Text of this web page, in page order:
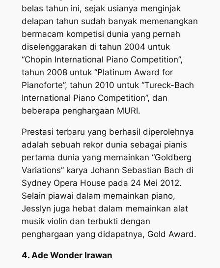
belas tahun ini, sejak usianya menginjak
delapan tahun sudah banyak memenangkan
bermacam kompetisi dunia yang pernah
diselenggarakan di tahun 2004 untuk
“Chopin International Piano Competition”,
tahun 2008 untuk “Platinum Award for
Pianoforte”, tahun 2010 untuk “Tureck-Bach
International Piano Competition”, dan
beberapa penghargaan MURI.
Prestasi terbaru yang berhasil diperolehnya
adalah sebuah rekor dunia sebagai pianis
pertama dunia yang memainkan “Goldberg
Variations” karya Johann Sebastian Bach di
Sydney Opera House pada 24 Mei 2012.
Selain piawai dalam memainkan piano,
Jesslyn juga hebat dalam memainkan alat
musik violin dan terbukti dengan
penghargaan yang didapatnya, Gold Award.
4. Ade Wonder Irawan